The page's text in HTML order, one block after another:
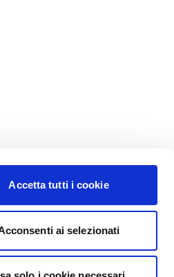
Accetta tutti i cookie
ai selezionati